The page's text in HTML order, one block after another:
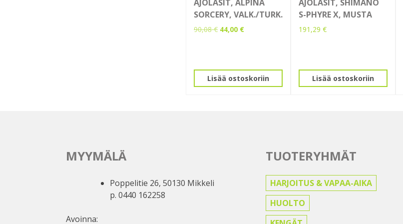
AJOLASIT, ALPINA
SORCERY, VALK./TURK.
90,08€ Alkuperäinen
44,00 €Nykyinen
Lisää ostoskoriin
AJOLASIT, SHIMANO
S-PHYRE X, MUSTA
191,29 €
Lisää ostoskoriin
MYYMÄLÄ
Poppelitie 26, 50130 Mikkeli
p. 0440 162258
Avoinna:
TUOTERYHMÄT
HARJOITUS & VAPAA-AIKA
HUOLTO